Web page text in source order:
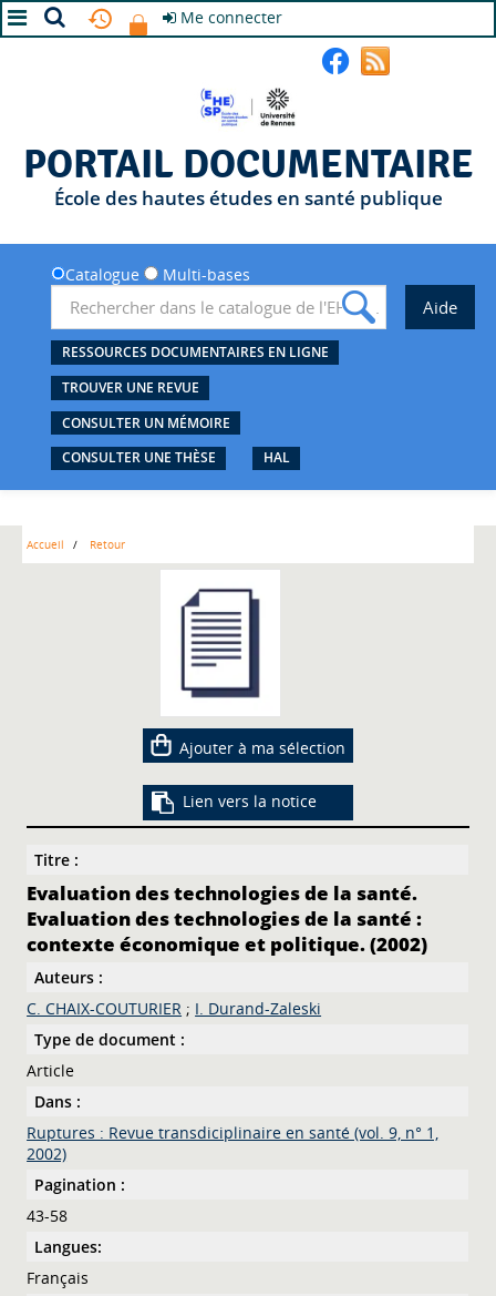
Me connecter
PORTAIL DOCUMENTAIRE
École des hautes études en santé publique
Catalogue Multi-bases
RESSOURCES DOCUMENTAIRES EN LIGNE
TROUVER UNE REVUE
CONSULTER UN MÉMOIRE
CONSULTER UNE THÈSE
HAL
Accueil Retour
Ajouter à ma sélection
Lien vers la notice
Titre :
Evaluation des technologies de la santé.
Evaluation des technologies de la santé :
contexte économique et politique. (2002)
Auteurs :
C. CHAIX-COUTURIER ; I. Durand-Zaleski
Type de document :
Article
Dans :
Ruptures : Revue transdiciplinaire en santé (vol. 9, n° 1,
2002)
Pagination :
43-58
Langues:
Français